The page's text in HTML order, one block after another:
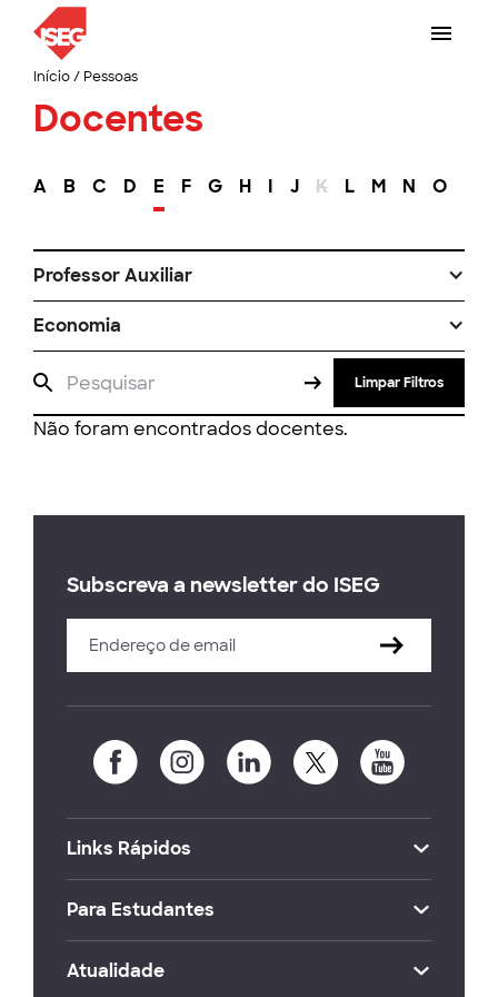
Início/ Pessoas
Docentes
A B C D E F G H I J K L M N O
Professor Auxiliar
Economia
Limpar Filtros
Não foram encontrados docentes.
Subscreva a newsletter do ISEG
Links Rápidos
Para Estudantes
Atualidade